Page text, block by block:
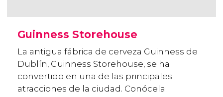
Guinness Storehouse
La antigua fábrica de cerveza Guinness de
Dublín, Guinness Storehouse, se ha
convertido en una de las principales
atracciones de la ciudad. Conócela.